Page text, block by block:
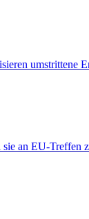
umstrittene
an EU-Treffen